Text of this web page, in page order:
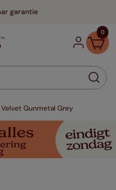
garantie
0
Velvet Gunmetal Grey